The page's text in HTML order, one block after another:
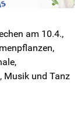
am 10.4.,
Musik und Tanz